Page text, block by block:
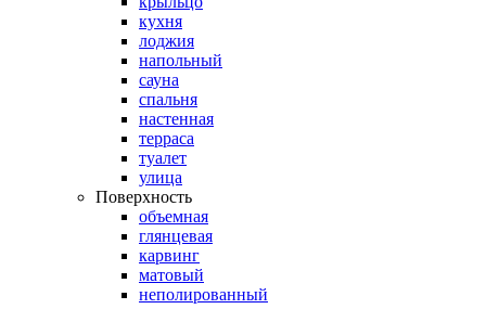
кухня
лоджия
напольный
сауна
спальня
настенная
терраса
туалет
улица
Поверхность
объемная
глянцевая
карвинг
матовый
неполированный